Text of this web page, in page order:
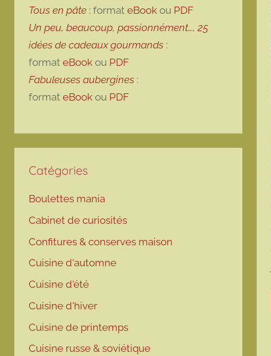
Tous en pâte : format eBook ou PDF
Un peu, beaucoup, passionnément…, 25
idées de cadeaux gourmands :
format eBook ou PDF
Fabuleuses aubergines :
format eBook ou PDF
Catégories
Boulettes mania
Cabinet de curiosités
Confitures & conserves maison
Cuisine d'automne
Cuisine d'été
Cuisine d'hiver
Cuisine de printemps
Cuisine russe & soviétique